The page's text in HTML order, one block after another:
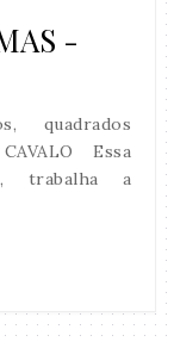
-
quadrados
Essa
trabalha a